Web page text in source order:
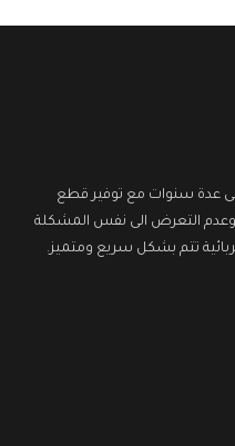
عدة سنوات مع توفير قطع
وعدم التعرض الى نفس المشكلة
تتم بشكل سريع ومتميز.